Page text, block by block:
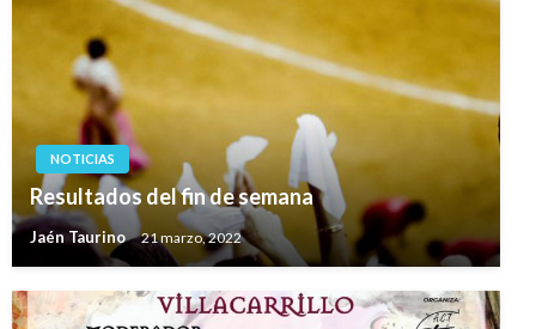
NOTICIAS
Resultados del fin de semana
Jaén Taurino 21 marzo, 2022